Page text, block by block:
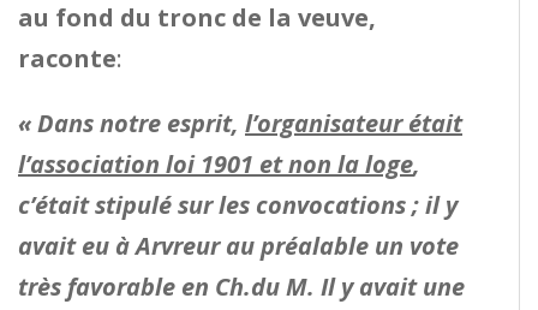
au fond du tronc de la veuve,
raconte:
« Dans notre esprit, l’organisateur était
l’association loi 1901 et non la loge,
c’était stipulé sur les convocations ; il y
avait eu à Arvreur au préalable un vote
très favorable en Ch.du M. Il y avait une